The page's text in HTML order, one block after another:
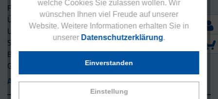
welche Cookies Sie zulassen wollen. Wir
wünschen Ihnen viel Freude auf unserer
Website. Weitere Informationen erhalten Sie in
unserer Datenschutzerklärung.
Einstellung
Einverstanden
Für Mann und Frau
Übergewicht
Untergewicht
Sport
Beauty
Gutscheine
Anwendungsgebiete